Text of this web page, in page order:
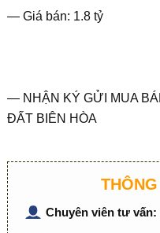
— Giá bán: 1.8 tỷ
— NHẬN KÝ GỬI MUA
ĐẤT BIÊN HÒA
Chuyên viên tư vấn: